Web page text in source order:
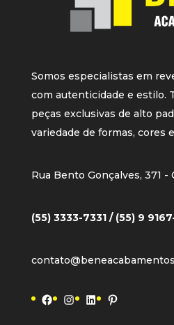
Somos especialistas em
com autenticidade e estilo.
peças exclusivas de alto
variedade de formas, cores
Rua Bento Gonçalves, 371 -
(55) 3333-7331 / (55) 9
Facebook
Instagram
LinkedInPinterest